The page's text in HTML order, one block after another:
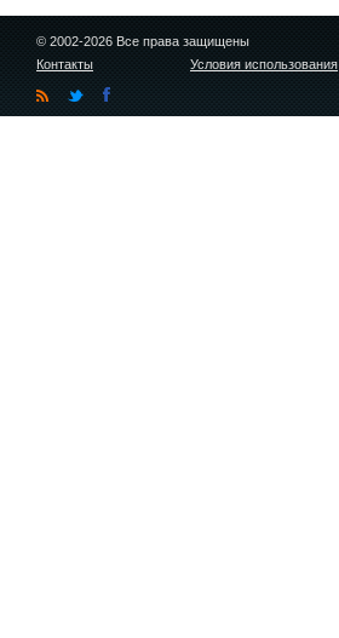
© 2002-2026 Все права защищены
Контакты
Условия использования